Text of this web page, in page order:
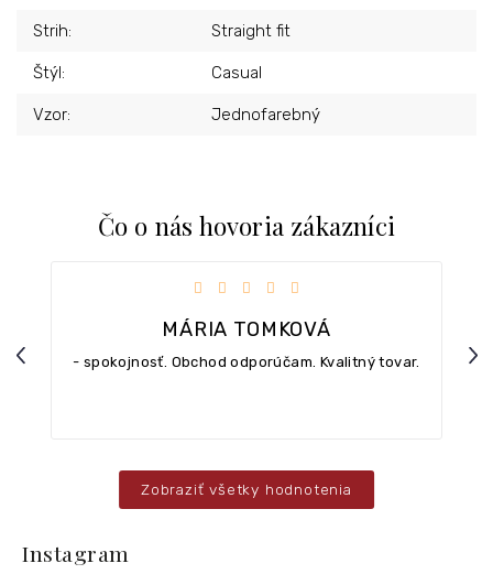
Strih: Straight fit
Štýl: Casual
Vzor: Jednofarebný
Čo o nás hovoria zákazníci
Previous
MÁRIA TOMKOVÁ
Hodnotenie obchodu je 5 z 5 hviezdičiek.
- spokojnosť. Obchod odporúčam. Kvalitný tovar.
Zobraziť všetky hodnotenia
Instagram